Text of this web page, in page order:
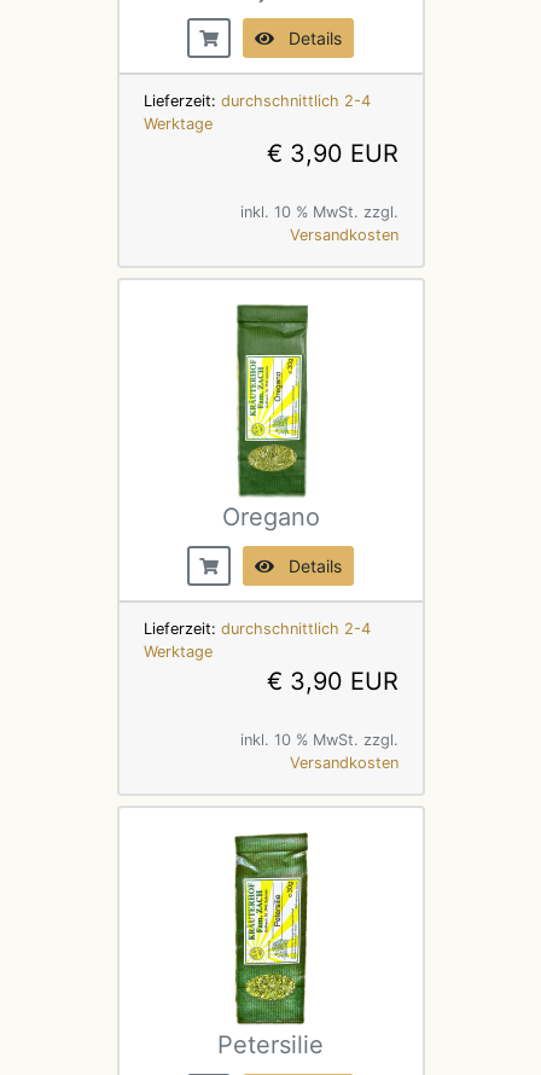
Details
Lieferzeit: durchschnittlich 2-4
Werktage
€ 3,90 EUR
inkl. 10 % MwSt. zzgl.
Versandkosten
Oregano
Details
Lieferzeit: durchschnittlich 2-4
Werktage
€ 3,90 EUR
inkl. 10 % MwSt. zzgl.
Versandkosten
Petersilie